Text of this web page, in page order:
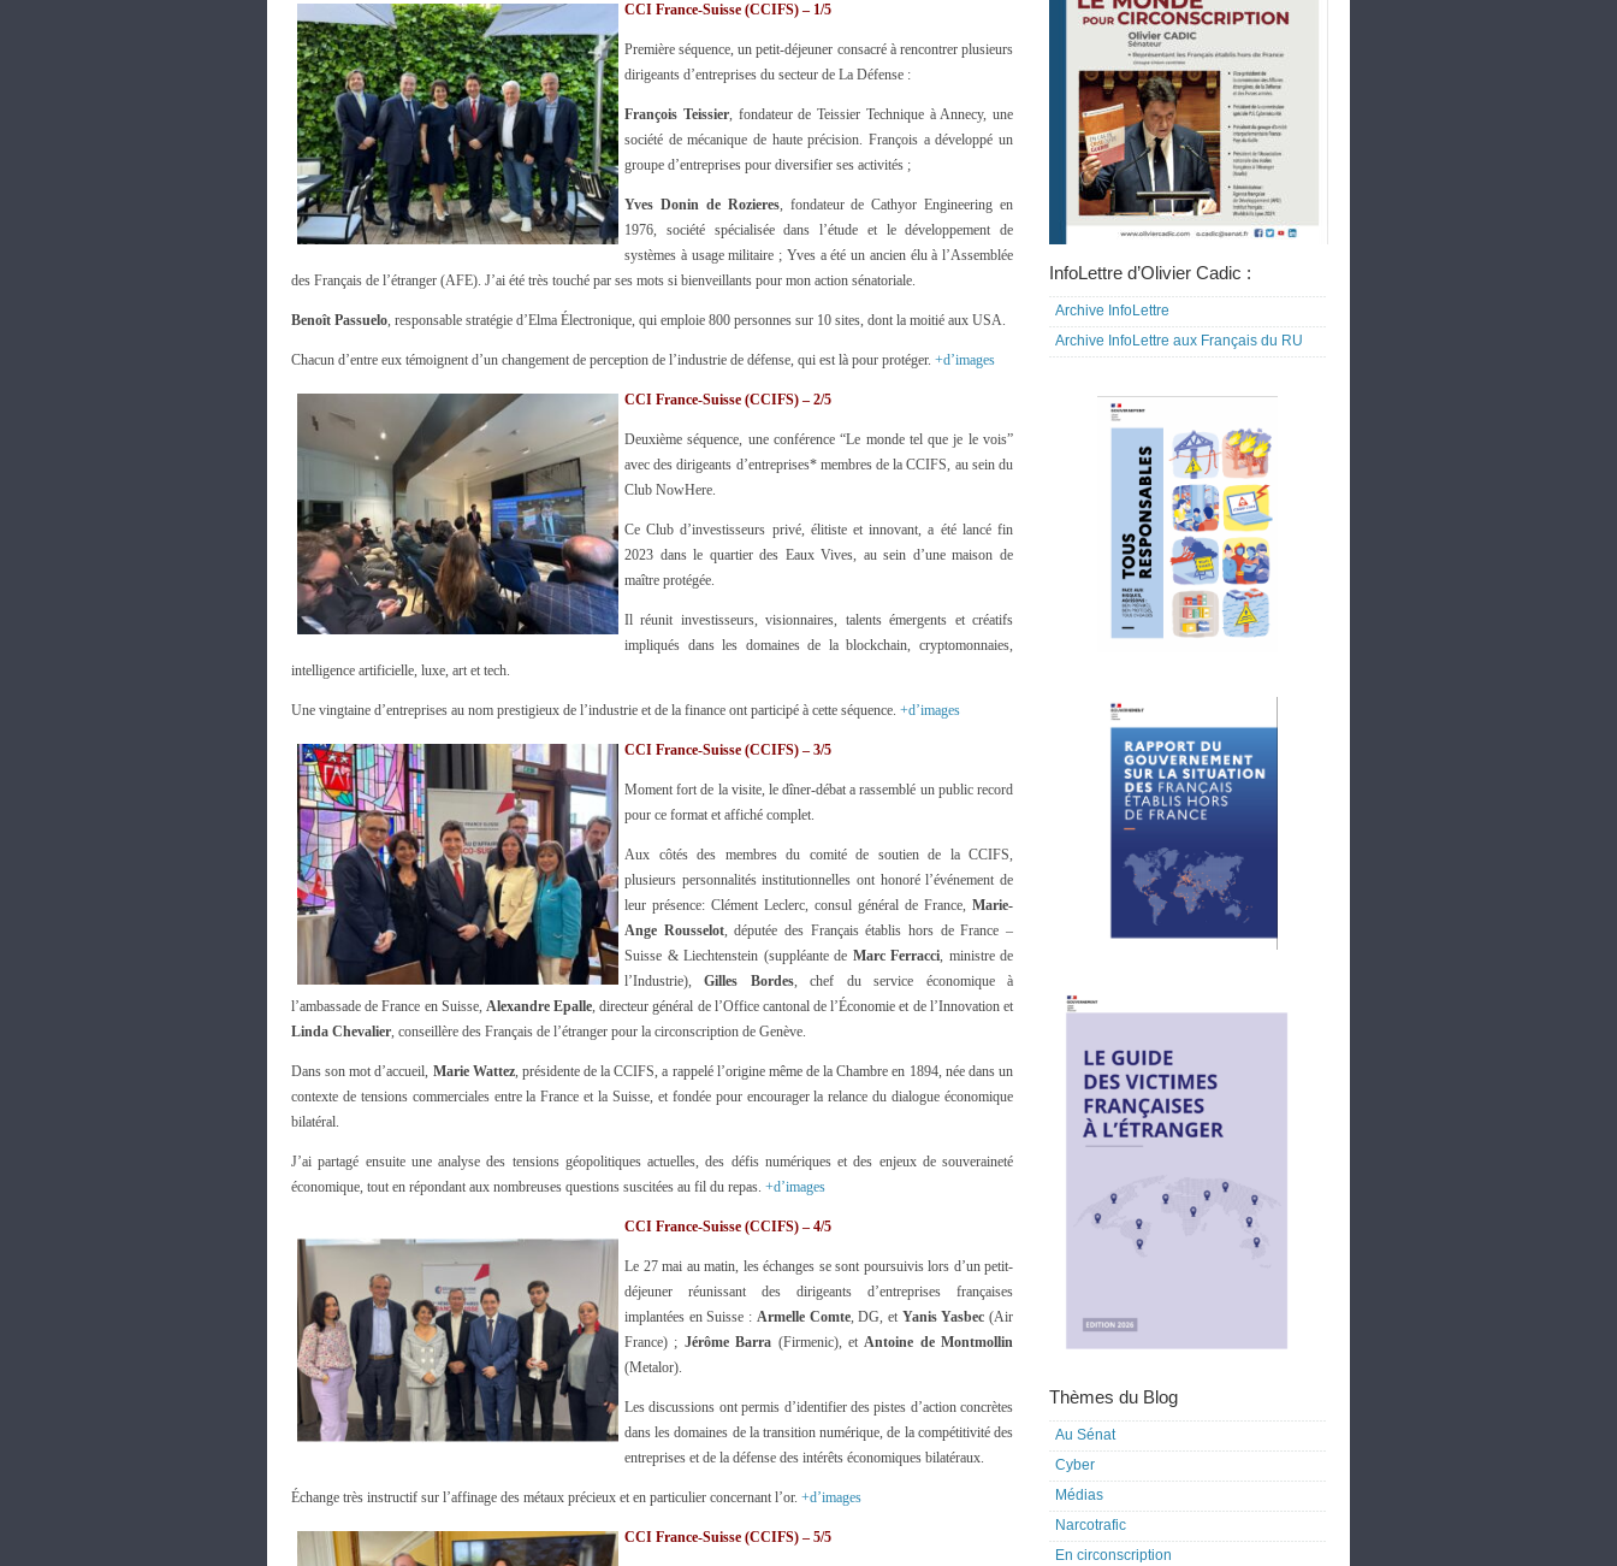
CCI France-Suisse (CCIFS) – 1/5
Première séquence, un petit-déjeuner consacré à rencontrer plusieurs
dirigeants d’entreprises du secteur de La Défense :
François Teissier, fondateur de Teissier Technique à Annecy, une
société de mécanique de haute précision. François a développé un
groupe d’entreprises pour diversifier ses activités ;
Yves Donin de Rozieres, fondateur de Cathyor Engineering en
1976, société spécialisée dans l’étude et le développement de
systèmes à usage militaire ; Yves a été un ancien élu à l’Assemblée
des Français de l’étranger (AFE). J’ai été très touché par ses mots si bienveillants pour mon action sénatoriale.
Benoît Passuelo, responsable stratégie d’Elma Électronique, qui emploie 800 personnes sur 10 sites, dont la moitié aux USA.
Chacun d’entre eux témoignent d’un changement de perception de l’industrie de défense, qui est là pour protéger. +d’images
CCI France-Suisse (CCIFS) – 2/5
Deuxième séquence, une conférence “Le monde tel que je le vois”
avec des dirigeants d’entreprises* membres de la CCIFS, au sein du
Club NowHere.
Ce Club d’investisseurs privé, élitiste et innovant, a été lancé fin
2023 dans le quartier des Eaux Vives, au sein d’une maison de
maître protégée.
Il réunit investisseurs, visionnaires, talents émergents et créatifs
impliqués dans les domaines de la blockchain, cryptomonnaies,
intelligence artificielle, luxe, art et tech.
Une vingtaine d’entreprises au nom prestigieux de l’industrie et de la finance ont participé à cette séquence. +d’images
CCI France-Suisse (CCIFS) – 3/5
Moment fort de la visite, le dîner-débat a rassemblé un public record
pour ce format et affiché complet.
Aux côtés des membres du comité de soutien de la CCIFS,
plusieurs personnalités institutionnelles ont honoré l’événement de
leur présence: Clément Leclerc, consul général de France, Marie-
Ange Rousselot, députée des Français établis hors de France –
Suisse & Liechtenstein (suppléante de Marc Ferracci, ministre de
l’Industrie),Gilles Bordes, chef du service économique à
l’ambassade de France en Suisse, Alexandre Epalle, directeur général de l’Office cantonal de l’Économie et de l’Innovation et
Linda Chevalier, conseillère des Français de l’étranger pour la circonscription de Genève.
Dans son mot d’accueil, Marie Wattez, présidente de la CCIFS, a rappelé l’origine même de la Chambre en 1894, née dans un
contexte de tensions commerciales entre la France et la Suisse, et fondée pour encourager la relance du dialogue économique
bilatéral.
J’ai partagé ensuite une analyse des tensions géopolitiques actuelles, des défis numériques et des enjeux de souveraineté
économique, tout en répondant aux nombreuses questions suscitées au fil du repas. +d’images
CCI France-Suisse (CCIFS) – 4/5
Le 27 mai au matin, les échanges se sont poursuivis lors d’un petit-
déjeuner réunissant des dirigeants d’entreprises françaises
implantées en Suisse : Armelle Comte, DG, et Yanis Yasbec (Air
France) ; Jérôme Barra (Firmenic), etAntoine de Montmollin
(Metalor).
Les discussions ont permis d’identifier des pistes d’action concrètes
dans les domaines de la transition numérique, de la compétitivité des
entreprises et de la défense des intérêts économiques bilatéraux.
Échange très instructif sur l’affinage des métaux précieux et en particulier concernant l’or. +d’images
CCI France-Suisse (CCIFS) – 5/5
InfoLettre d’Olivier Cadic :
Archive InfoLettre
Archive InfoLettre aux Français du RU
Thèmes du Blog
Au Sénat
Cyber
Médias
Narcotrafic
En circonscription